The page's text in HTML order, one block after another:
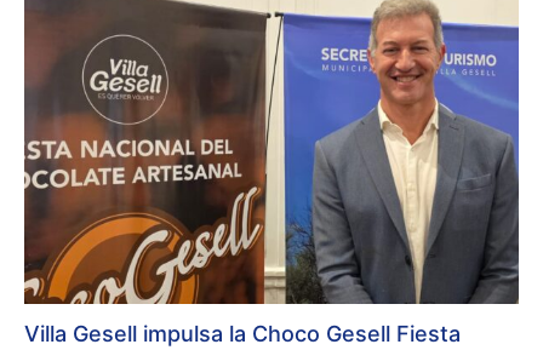
Villa Gesell impulsa la Choco Gesell Fiesta